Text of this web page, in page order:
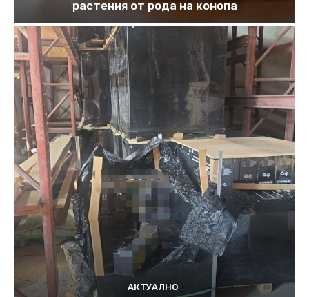
растения от рода на конопа
АКТУАЛНО